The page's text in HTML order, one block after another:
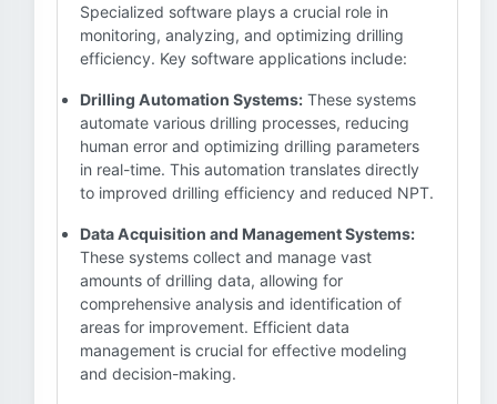
Specialized software plays a crucial role in
monitoring, analyzing, and optimizing drilling
efficiency. Key software applications include:
Drilling Automation Systems: These systems
automate various drilling processes, reducing
human error and optimizing drilling parameters
in real-time. This automation translates directly
to improved drilling efficiency and reduced NPT.
Data Acquisition and Management Systems:
These systems collect and manage vast
amounts of drilling data, allowing for
comprehensive analysis and identification of
areas for improvement. Efficient data
management is crucial for effective modeling
and decision-making.